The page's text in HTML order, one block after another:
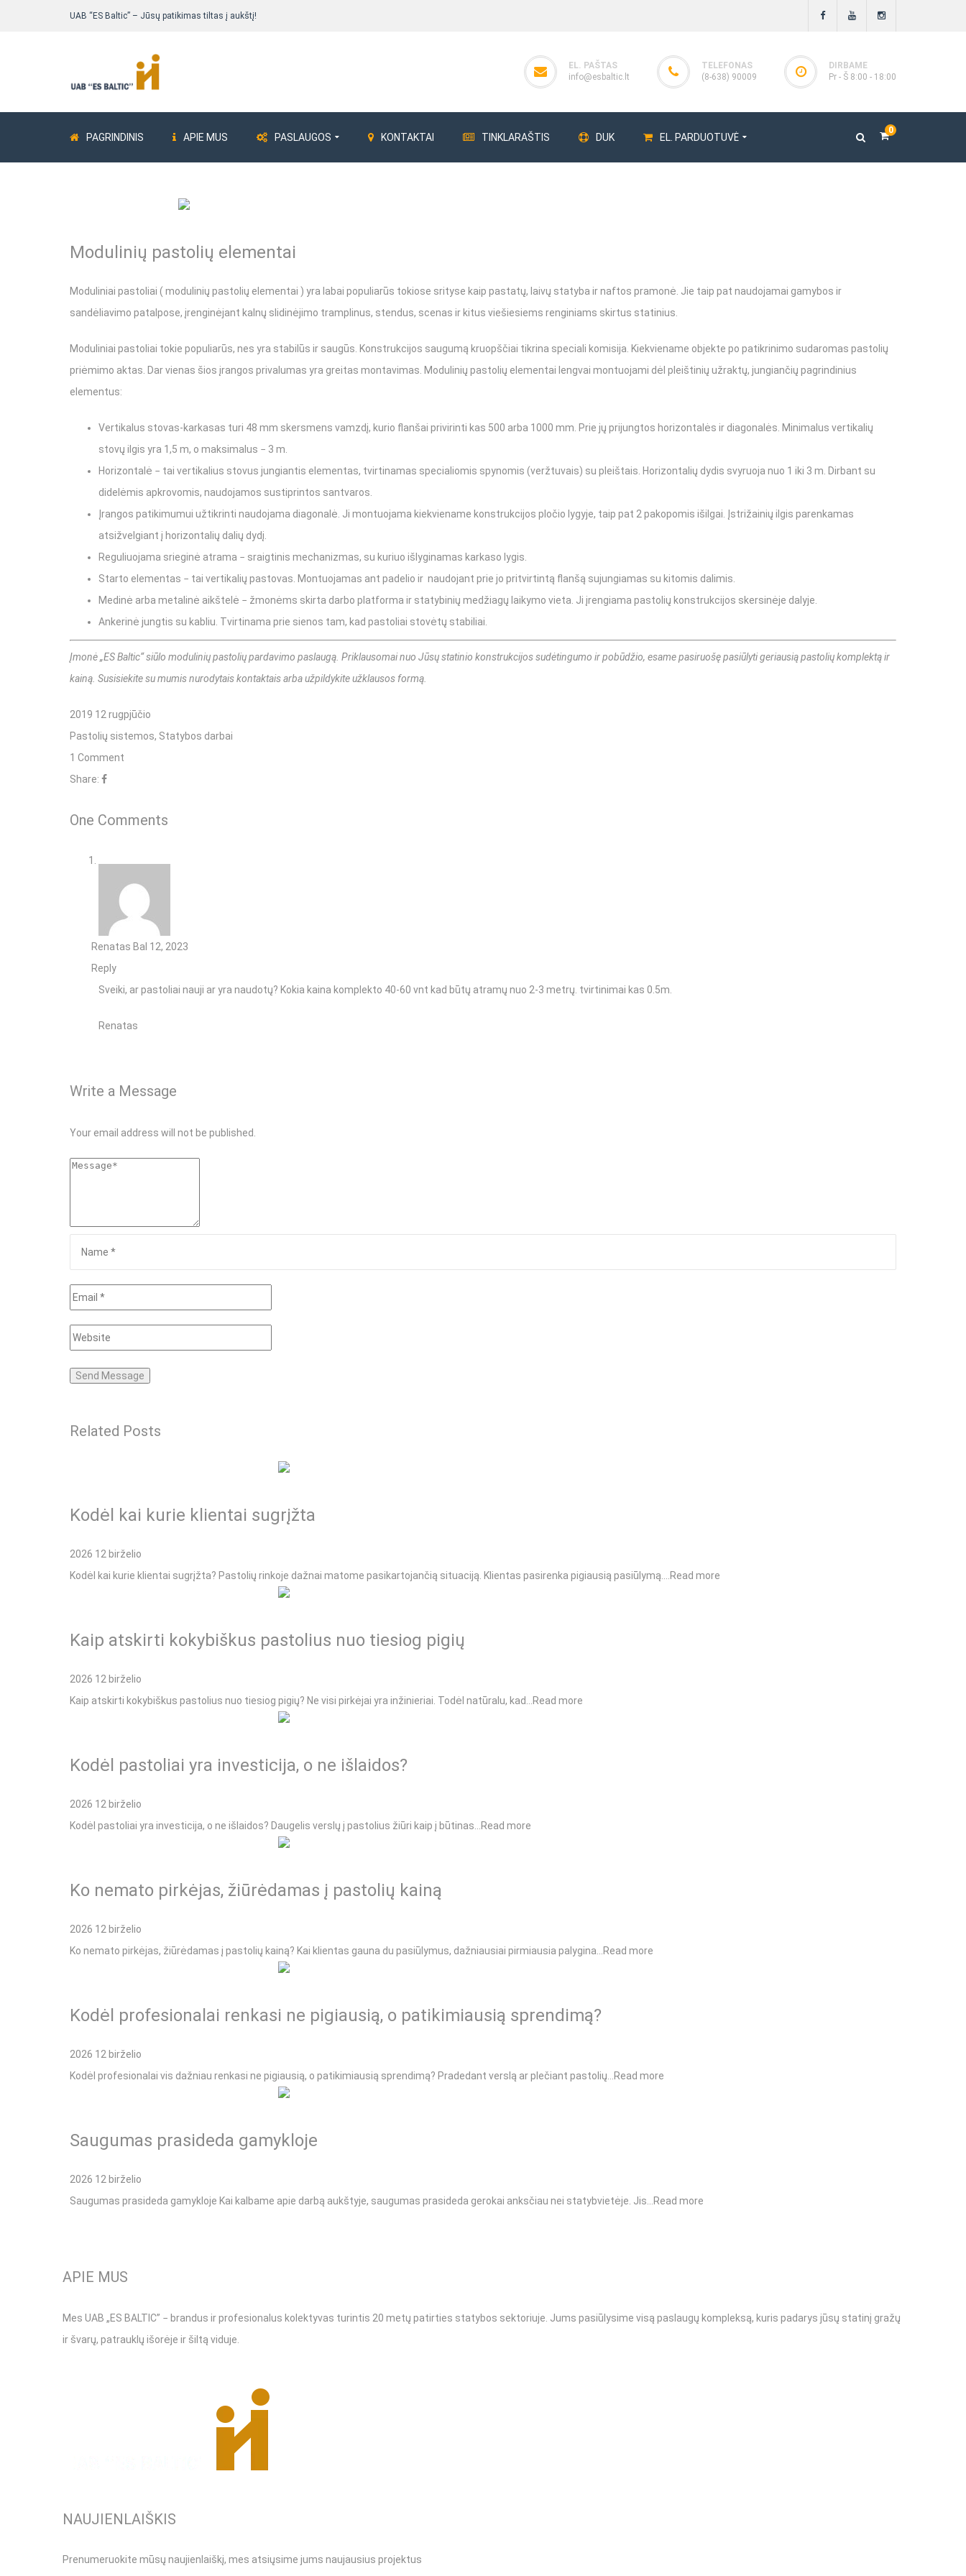
UAB “ES Baltic” – Jūsų patikimas tiltas į aukštį!
EL. PAŠTAS
info@esbaltic.lt
TELEFONAS
(8-638) 90009
DIRBAME
Pr - Š 8:00 - 18:00
PAGRINDINIS APIE MUS PASLAUGOS KONTAKTAI TINKLARAŠTIS DUK EL. PARDUOTUVĖ
Fasadiniai pastoliai
Fasadiniai pastoliai Delta 73
Fasadiniai pastoliai ALTRAD Mostostal
Fasadiniai pastoliai MJ UNI CONNECT
Fasadiniai pastoliai BAL
Fasadiniai pastoliai RAM 1
Moduliniai pastoliai
Pastolių uždengimas
Mūrininko tinkuotojo stelažai
Universalios pastolių dalys
Klojinių sijos
Aksesuarai
Pamatų ir sienų klojiniai
Betono bunkeriai BOSCARO
Mini ekskavatoriai
Padėklų šakės
Statybiniai konteineriai
Pakabinamos aikštelės, lopšiai
0
Modulinių pastolių elementai
Moduliniai pastoliai ( modulinių pastolių elementai ) yra labai populiarūs tokiose srityse kaip pastatų, laivų statyba ir naftos pramonė. Jie taip pat naudojamai gamybos ir
sandėliavimo patalpose, įrenginėjant kalnų slidinėjimo tramplinus, stendus, scenas ir kitus viešiesiems renginiams skirtus statinius.
Moduliniai pastoliai tokie populiarūs, nes yra stabilūs ir saugūs. Konstrukcijos saugumą kruopščiai tikrina speciali komisija. Kiekviename objekte po patikrinimo sudaromas pastolių
priėmimo aktas. Dar vienas šios įrangos privalumas yra greitas montavimas. Modulinių pastolių elementai lengvai montuojami dėl pleištinių užraktų, jungiančių pagrindinius
elementus:
Vertikalus stovas-karkasas turi 48 mm skersmens vamzdį, kurio flanšai privirinti kas 500 arba 1000 mm. Prie jų prijungtos horizontalės ir diagonalės. Minimalus vertikalių
stovų ilgis yra 1,5 m, o maksimalus − 3 m.
Horizontalė − tai vertikalius stovus jungiantis elementas, tvirtinamas specialiomis spynomis (veržtuvais) su pleištais. Horizontalių dydis svyruoja nuo 1 iki 3 m. Dirbant su
didelėmis apkrovomis, naudojamos sustiprintos santvaros.
Įrangos patikimumui užtikrinti naudojama diagonalė. Ji montuojama kiekviename konstrukcijos pločio lygyje, taip pat 2 pakopomis išilgai. Įstrižainių ilgis parenkamas
atsižvelgiant į horizontalių dalių dydį.
Reguliuojama srieginė atrama − sraigtinis mechanizmas, su kuriuo išlyginamas karkaso lygis.
Starto elementas − tai vertikalių pastovas. Montuojamas ant padelio ir naudojant prie jo pritvirtintą flanšą sujungiamas su kitomis dalimis.
Medinė arba metalinė aikštelė − žmonėms skirta darbo platforma ir statybinių medžiagų laikymo vieta. Ji įrengiama pastolių konstrukcijos skersinėje dalyje.
Ankerinė jungtis su kabliu. Tvirtinama prie sienos tam, kad pastoliai stovėtų stabiliai.
Įmonė „ES Baltic“ siūlo modulinių pastolių pardavimo paslaugą. Priklausomai nuo Jūsų statinio konstrukcijos sudėtingumo ir pobūdžio, esame pasiruošę pasiūlyti geriausią pastolių komplektą ir
kainą Susisiekite su mumis nurodytais kontaktais arba užpildykite užklausos formą
2019 12 rugpjūčio
Pastolių sistemos, Statybos darbai
1 Comment
Share:
One Comments
Renatas Bal 12, 2023
Reply
Sveiki, ar pastoliai nauji ar yra naudotų? Kokia kaina komplekto 40-60 vnt kad būtų atramų nuo 2-3 metrų. tvirtinimai kas 0.5m.
Renatas
Write a Message
Your email address will not be published.
Related Posts
Kodėl kai kurie klientai sugrįžta
2026 12 birželio
Kodėl kai kurie klientai sugrįžta? Pastolių rinkoje dažnai matome pasikartojančią situaciją. Klientas pasirenka pigiausią pasiūlymą.… Read more
Kaip atskirti kokybiškus pastolius nuo tiesiog pigių
2026 12 birželio
Kaip atskirti kokybiškus pastolius nuo tiesiog pigių? Ne visi pirkėjai yra inžinieriai. Todėl natūralu, kad… Read more
Kodėl pastoliai yra investicija, o ne išlaidos?
2026 12 birželio
Kodėl pastoliai yra investicija, o ne išlaidos? Daugelis verslų į pastolius žiūri kaip į būtinas… Read more
Ko nemato pirkėjas, žiūrėdamas į pastolių kainą
2026 12 birželio
Ko nemato pirkėjas, žiūrėdamas į pastolių kainą? Kai klientas gauna du pasiūlymus, dažniausiai pirmiausia palygina… Read more
Kodėl profesionalai renkasi ne pigiausią, o patikimiausią sprendimą?
2026 12 birželio
Kodėl profesionalai vis dažniau renkasi ne pigiausią, o patikimiausią sprendimą? Pradedant verslą ar plečiant pastolių… Read more
Saugumas prasideda gamykloje
2026 12 birželio
Saugumas prasideda gamykloje Kai kalbame apie darbą aukštyje, saugumas prasideda gerokai anksčiau nei statybvietėje. Jis… Read more
APIE MUS
Mes UAB „ES BALTIC” − brandus ir profesionalus kolektyvas turintis 20 metų patirties statybos sektoriuje. Jums pasiūlysime visą paslaugų kompleksą, kuris padarys jūsų statinį gražų
ir švarų, patrauklų išorėje ir šiltą viduje.
NAUJIENLAIŠKIS
Prenumeruokite mūsų naujienlaiškį, mes atsiųsime jums naujausius projektus